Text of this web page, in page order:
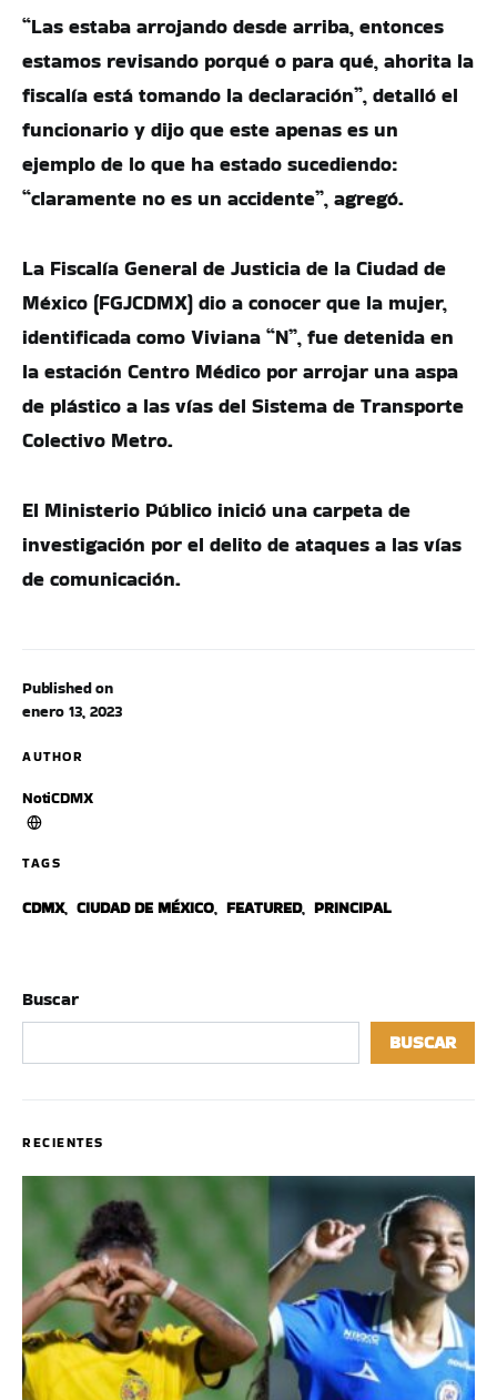
Published on
enero 13, 2023
AUTHOR
NotiCDMX
TAGS
CDMX, CIUDAD DE MÉXICO, FEATURED, PRINCIPAL
“Las estaba arrojando desde arriba, entonces
estamos revisando porqué o para qué, ahorita la
fiscalía está tomando la declaración”, detalló el
funcionario y dijo que este apenas es un
ejemplo de lo que ha estado sucediendo:
“claramente no es un accidente”, agregó.
La Fiscalía General de Justicia de la Ciudad de
México (FGJCDMX) dio a conocer que la mujer,
identificada como Viviana “N”, fue detenida en
la estación Centro Médico por arrojar una aspa
de plástico a las vías del Sistema de Transporte
Colectivo Metro.
El Ministerio Público inició una carpeta de
investigación por el delito de ataques a las vías
de comunicación.
Buscar
BUSCAR
RECIENTES